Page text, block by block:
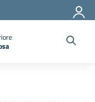
della scuola